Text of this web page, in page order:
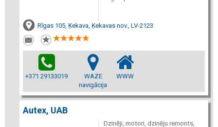
Rīgas 105, Ķekava, Ķekavas nov., LV-2123
+371 29133019
WAZE
navigācija
WWW
Autex, UAB
Dzinēji, motori, dzinēju remonts,